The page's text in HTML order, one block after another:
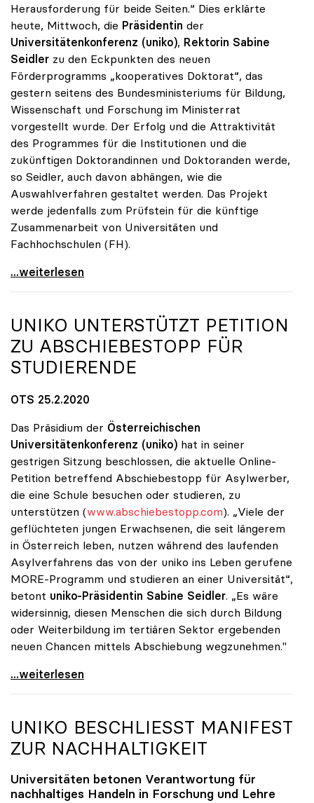
Herausforderung für beide Seiten.“ Dies erklärte
heute, Mittwoch, die Präsidentin der
Universitätenkonferenz (uniko), Rektorin Sabine
Seidler zu den Eckpunkten des neuen
Förderprogramms „kooperatives Doktorat“, das
gestern seitens des Bundesministeriums für Bildung,
Wissenschaft und Forschung im Ministerrat
vorgestellt wurde. Der Erfolg und die Attraktivität
des Programmes für die Institutionen und die
zukünftigen Doktorandinnen und Doktoranden werde,
so Seidler, auch davon abhängen, wie die
Auswahlverfahren gestaltet werden. Das Projekt
werde jedenfalls zum Prüfstein für die künftige
Zusammenarbeit von Universitäten und
Fachhochschulen (FH).
Seidler sieht kooperatives Doktorat als
...weiterlesen
UNIKO UNTERSTÜTZT PETITION
ZU ABSCHIEBESTOPP FÜR
STUDIERENDE
OTS 25.2.2020
Das Präsidium der Österreichischen
Universitätenkonferenz (uniko) hat in seiner
gestrigen Sitzung beschlossen, die aktuelle Online-
Petition betreffend Abschiebestopp für Asylwerber,
die eine Schule besuchen oder studieren, zu
unterstützen (www.abschiebestopp.com). „Viele der
geflüchteten jungen Erwachsenen, die seit längerem
in Österreich leben, nutzen während des laufenden
Asylverfahrens das von der uniko ins Leben gerufene
MORE-Programm und studieren an einer Universität“,
betont uniko-Präsidentin Sabine Seidler. „Es wäre
widersinnig, diesen Menschen die sich durch Bildung
oder Weiterbildung im tertiären Sektor ergebenden
neuen Chancen mittels Abschiebung wegzunehmen."
uniko unterstützt Petition zu Abschiebestopp für
...weiterlesen
UNIKO BESCHLIESST MANIFEST
ZUR NACHHALTIGKEIT
Universitäten betonen Verantwortung für
nachhaltiges Handeln in Forschung und Lehre